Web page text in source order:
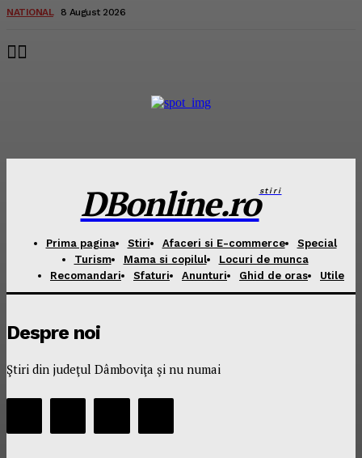
NATIONAL 8 August 2026
DBonline.rostiri
Prima pagina Stiri Afaceri si E-commerce
Special
Turism
Mama si copilul
Locuri de munca
Recomandari
Sfaturi Anunturi Ghid de oras Utile
Despre noi
Ştiri din judeţul Dâmboviţa şi nu numai